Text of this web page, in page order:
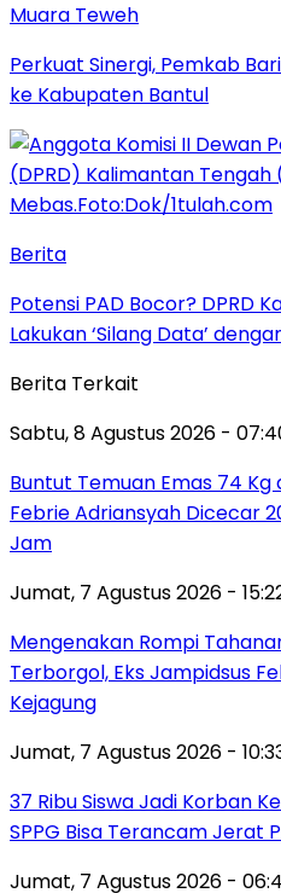
Muara Teweh
Perkuat Sinergi, Pemkab
ke Kabupaten Bantul
Berita
Potensi PAD Bocor? DPRD
Lakukan ‘Silang Data’
Berita Terkait
Sabtu, 8 Agustus 2026 -
Buntut Temuan Emas 74 Kg
Febrie Adriansyah Dicecar
Jam
Jumat, 7 Agustus 2026 -
Mengenakan Rompi
Terborgol, Eks Jampidsus
Kejagung
Jumat, 7 Agustus 2026 -
37 Ribu Siswa Jadi Korban
SPPG Bisa Terancam Jerat
Jumat, 7 Agustus 2026 -